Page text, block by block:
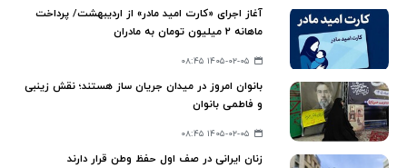
آغاز اجرای «کارت امید مادر» از اردیبهشت/ پرداخت
ماهانه ۲ میلیون تومان به مادران
۱۴۰۵-۰۲-۰۵ ۰۸:۴۵
بانوان امروز در میدان جریان ساز هستند؛ نقش زینبی
و فاطمی بانوان
۱۴۰۵-۰۲-۰۵ ۰۸:۴۵
زنان ایرانی در صف اول حفظ وطن قرار دارند